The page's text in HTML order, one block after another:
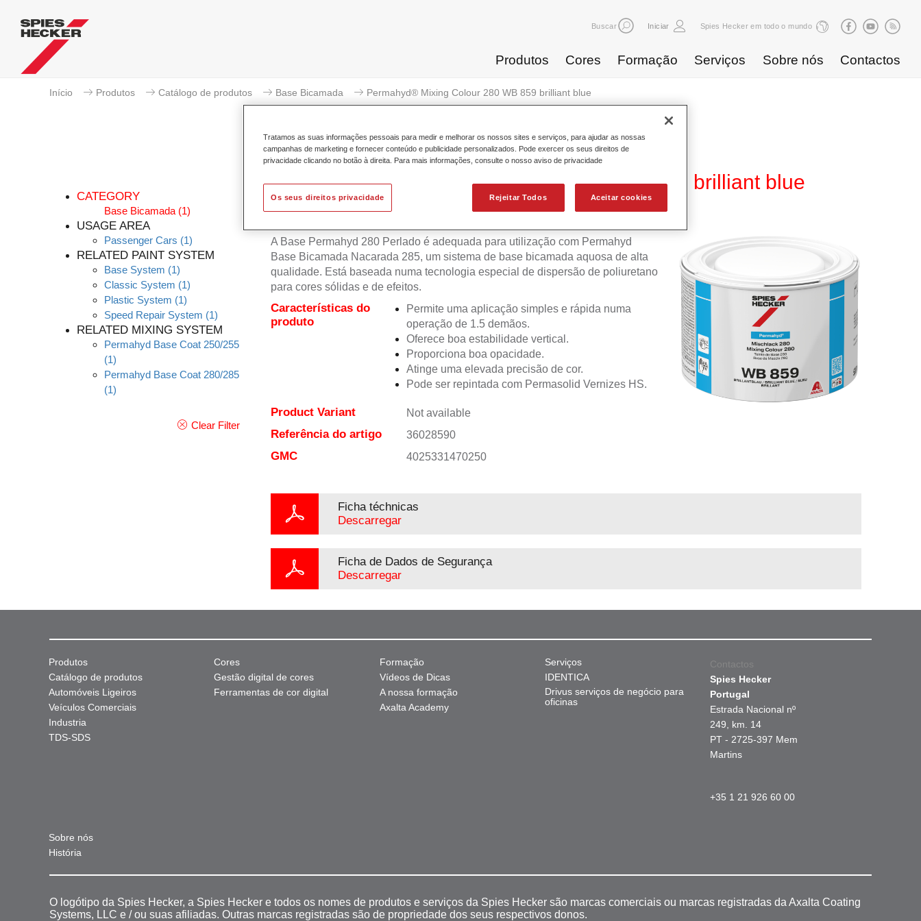
Buscar Iniciar Spies Hecker em todo o mundo
Produtos Cores Formação Serviços Sobre nós Contactos
Início Produtos Catálogo de produtos Base Bicamada Permahyd® Mixing Colour 280 WB 859 brilliant blue
CATEGORY
Base Bicamada (1)
USAGE AREA
Passenger Cars (1)
RELATED PAINT SYSTEM
Base System (1)
Classic System (1)
Plastic System (1)
Speed Repair System (1)
RELATED MIXING SYSTEM
Permahyd Base Coat 250/255
(1)
Permahyd Base Coat 280/285
(1)
Clear Filter
Permahyd® Mixing Colour 280 WB 859 brilliant blue
A Base Permahyd 280 Perlado é adequada para utilização com Permahyd
Base Bicamada Nacarada 285, um sistema de base bicamada aquosa de alta
qualidade. Está baseada numa tecnologia especial de dispersão de poliuretano
para cores sólidas e de efeitos.
Características do
produto
Permite uma aplicação simples e rápida numa
operação de 1.5 demãos.
Oferece boa estabilidade vertical.
Proporciona boa opacidade.
Atinge uma elevada precisão de cor.
Pode ser repintada com Permasolid Vernizes HS.
Product Variant Not available
Referência do artigo 36028590
GMC 4025331470250
Ficha téchnicas
Descarregar
Ficha de Dados de Segurança
Descarregar
Produtos
Catálogo de produtos
Automóveis Ligeiros
Veículos Comerciais
Industria
TDS-SDS
Cores
Gestão digital de cores
Ferramentas de cor digital
Formação
Vídeos de Dicas
A nossa formação
Axalta Academy
Serviços
IDENTICA
Drivus serviços de negócio para
oficinas
Sobre nós
História
Contactos
Spies Hecker
Portugal
Estrada Nacional nº
249, km. 14
PT - 2725-397 Mem
Martins
+35 1 21 926 60 00
O logótipo da Spies Hecker, a Spies Hecker e todos os nomes de produtos e serviços da Spies Hecker são marcas comerciais ou marcas registradas da Axalta Coating
Systems, LLC e / ou suas afiliadas. Outras marcas registradas são de propriedade dos seus respectivos donos.
Tratamos as suas informações pessoais para medir e melhorar os nossos sites e serviços, para ajudar as nossas
campanhas de marketing e fornecer conteúdo e publicidade personalizados. Pode exercer os seus direitos de
privacidade clicando no botão à direita. Para mais informações, consulte o nosso aviso de privacidade
Rejeitar Todos Aceitar cookies
Os seus direitos privacidade